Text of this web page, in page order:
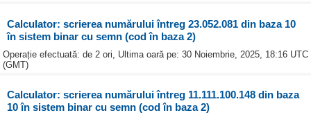
Calculator: scrierea numărului întreg 23.052.081 din baza 10
în sistem binar cu semn (cod în baza 2)
Operație efectuată: de 2 ori, Ultima oară pe: 30 Noiembrie, 2025, 18:16 UTC
(GMT)
Calculator: scrierea numărului întreg 11.111.100.148 din baza
10 în sistem binar cu semn (cod în baza 2)